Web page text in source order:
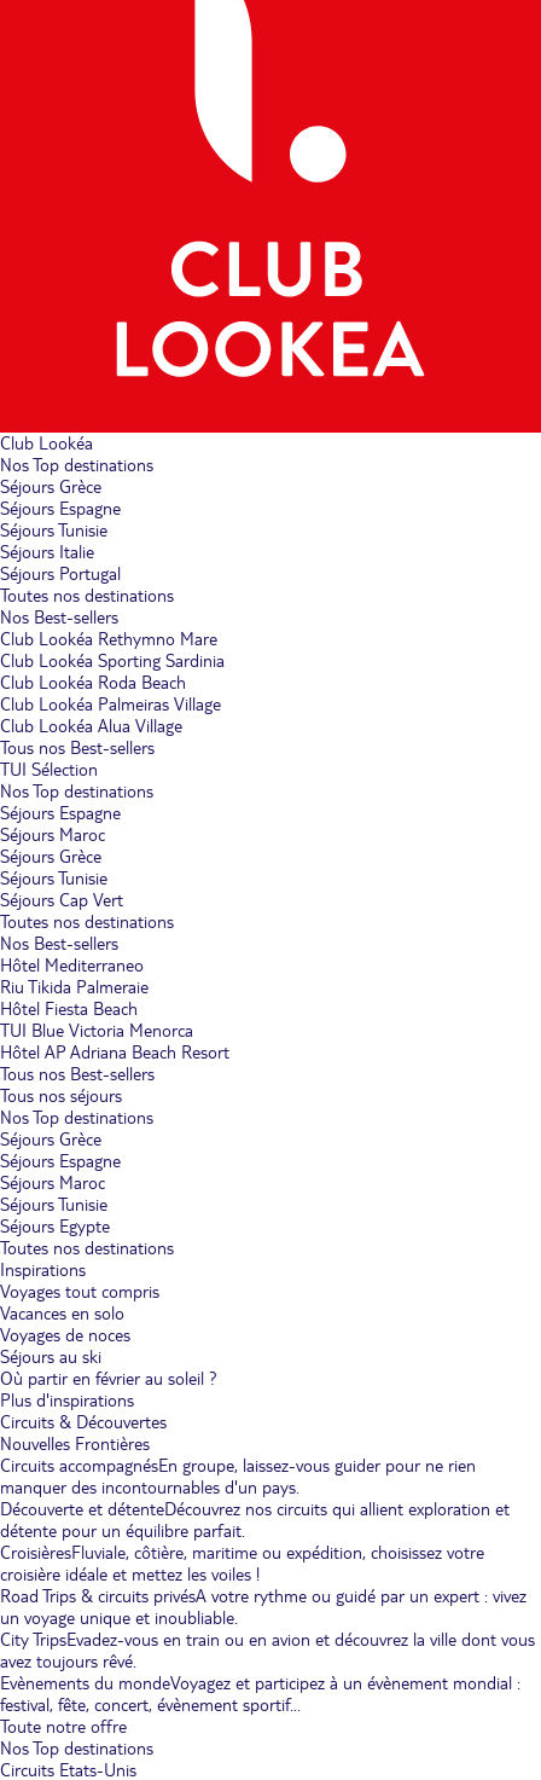
Club Lookéa
Nos Top destinations
Séjours Grèce
Séjours Espagne
Séjours Tunisie
Séjours Italie
Séjours Portugal
Toutes nos destinations
Nos Best-sellers
Club Lookéa Rethymno Mare
Club Lookéa Sporting Sardinia
Club Lookéa Roda Beach
Club Lookéa Palmeiras Village
Club Lookéa Alua Village
Tous nos Best-sellers
TUI Sélection
Nos Top destinations
Séjours Espagne
Séjours Maroc
Séjours Grèce
Séjours Tunisie
Séjours Cap Vert
Toutes nos destinations
Nos Best-sellers
Hôtel Mediterraneo
Riu Tikida Palmeraie
Hôtel Fiesta Beach
TUI Blue Victoria Menorca
Hôtel AP Adriana Beach Resort
Tous nos Best-sellers
Tous nos séjours
Nos Top destinations
Séjours Grèce
Séjours Espagne
Séjours Maroc
Séjours Tunisie
Séjours Egypte
Toutes nos destinations
Inspirations
Voyages tout compris
Vacances en solo
Voyages de noces
Séjours au ski
Où partir en février au soleil ?
Plus d'inspirations
Circuits & Découvertes
Nouvelles Frontières
Circuits accompagnésEn groupe, laissez-vous guider pour ne rien
manquer des incontournables d'un pays.
Découverte et détenteDécouvrez nos circuits qui allient exploration et
détente pour un équilibre parfait.
CroisièresFluviale, côtière, maritime ou expédition, choisissez votre
croisière idéale et mettez les voiles !
Road Trips & circuits privésA votre rythme ou guidé par un expert : vivez
un voyage unique et inoubliable.
City TripsEvadez-vous en train ou en avion et découvrez la ville dont vous
avez toujours rêvé.
Evènements du mondeVoyagez et participez à un évènement mondial :
festival, fête, concert, évènement sportif...
Toute notre offre
Nos Top destinations
Circuits Etats-Unis